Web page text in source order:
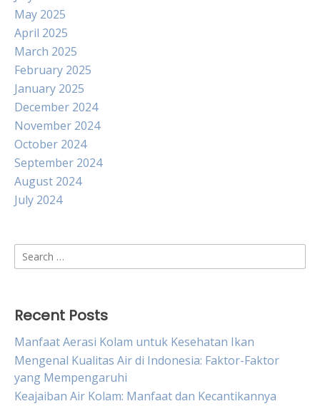
May 2025
April 2025
March 2025
February 2025
January 2025
December 2024
November 2024
October 2024
September 2024
August 2024
July 2024
Search
for:
Recent Posts
Manfaat Aerasi Kolam untuk Kesehatan Ikan
Mengenal Kualitas Air di Indonesia: Faktor-Faktor
yang Mempengaruhi
Keajaiban Air Kolam: Manfaat dan Kecantikannya